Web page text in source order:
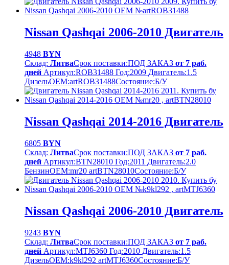
Nissan Qashqai 2006-2010 Двигатель
4948 BYN
Склад: ЛитваСрок поставки:ПОД ЗАКАЗ от 7 раб.
дней Артикул:ROB31488 Год:2009 Двигатель:1.5
ДизельOEM:artROB31488Cостояние:Б/У
Nissan Qashqai 2014-2016 Двигатель
6805 BYN
Склад: ЛитваСрок поставки:ПОД ЗАКАЗ от 7 раб.
дней Артикул:BTN28010 Год:2011 Двигатель:2.0
БензинOEM:mr20 artBTN28010Cостояние:Б/У
Nissan Qashqai 2006-2010 Двигатель
9243 BYN
Склад: ЛитваСрок поставки:ПОД ЗАКАЗ от 7 раб.
дней Артикул:MTJ6360 Год:2010 Двигатель:1.5
ДизельOEM:k9kl292 artMTJ6360Cостояние:Б/У